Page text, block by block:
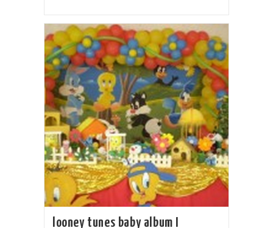
looney tunes baby album I